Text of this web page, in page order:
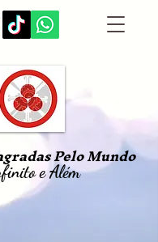
Pelo Mundo
e Além